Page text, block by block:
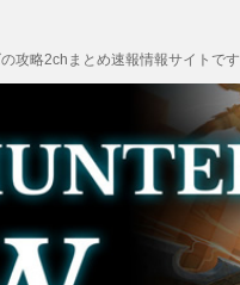
攻略2chまとめ速報情報サイトです